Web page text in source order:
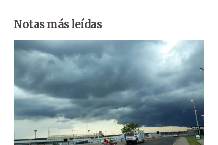
Notas más leídas